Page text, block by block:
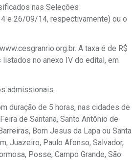
nas Seleções
e 26/09/14, respectivamente) ou o
A taxa é de R$
no anexo IV do edital, em
admissionais.
duração de 5 horas, nas cidades de
de Santana, Santo Antônio de
Bom Jesus da Lapa ou Santa
Juazeiro, Paulo Afonso, Salvador,
Posse, Campo Grande, São